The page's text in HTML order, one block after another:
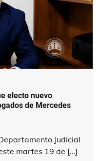
electo nuevo
de Mercedes
Judicial
martes 19 de […]